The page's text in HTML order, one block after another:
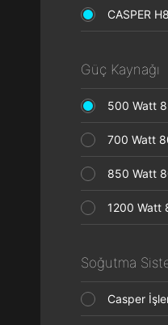
CASPER
Güç Kaynağı
500 Watt
700 Watt
850 Watt
1200 Watt
Soğutma
Casper